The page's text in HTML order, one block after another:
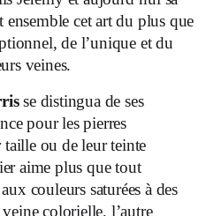
cet art du plus que
de l’unique et du
veines.
se distingua de ses
pour les pierres
ou de leur teinte
aime plus que tout
couleurs saturées à des
colorielle, l’autre